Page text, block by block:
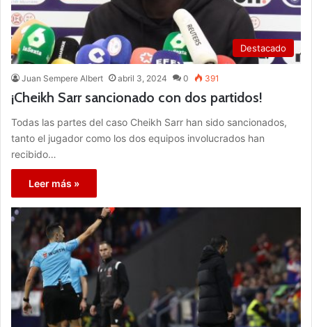
Destacado
Juan Sempere Albert abril 3, 2024 0 391
¡Cheikh Sarr sancionado con dos partidos!
Todas las partes del caso Cheikh Sarr han sido sancionados,
tanto el jugador como los dos equipos involucrados han
recibido…
Leer más »